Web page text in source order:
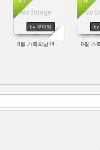
No Image
JUL
by 부여땅
5848
8월 가족의날 !!!
No
JUL
by
8월 가